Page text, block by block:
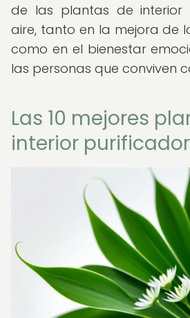
de las plantas de interior
aire, tanto en la mejora de
como en el bienestar
las personas que conviven
Las 10 mejores
interior